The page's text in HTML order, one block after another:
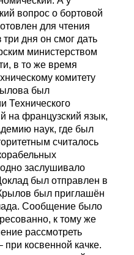
вопрос о бортовой
для чтения
дня он смог дать
министерством
в то же время
комитету
был
Технического
на французский язык,
наук, где был
считалось
заслушивало
был отправлен в
был приглашён
Сообщение было
к тому же
рассмотреть
косвенной качке.